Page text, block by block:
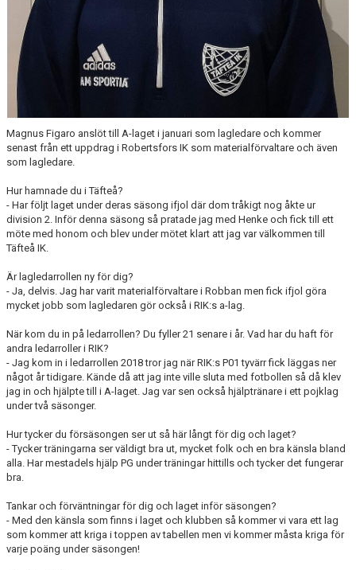
Magnus Figaro anslöt till A-laget i januari som lagledare och kommer
senast från ett uppdrag i Robertsfors IK som materialförvaltare och även
som lagledare.
Hur hamnade du i Täfteå?
- Har följt laget under deras säsong ifjol där dom tråkigt nog åkte ur
division 2. Inför denna säsong så pratade jag med Henke och fick till ett
möte med honom och blev under mötet klart att jag var välkommen till
Täfteå IK.
Är lagledarrollen ny för dig?
- Ja, delvis. Jag har varit materialförvaltare i Robban men fick ifjol göra
mycket jobb som lagledaren gör också i RIK:s a-lag.
När kom du in på ledarrollen? Du fyller 21 senare i år. Vad har du haft för
andra ledarroller i RIK?
- Jag kom in i ledarrollen 2018 tror jag när RIK:s P01 tyvärr fick läggas ner
något år tidigare. Kände då att jag inte ville sluta med fotbollen så då klev
jag in och hjälpte till i A-laget. Jag var sen också hjälptränare i ett pojklag
under två säsonger.
Hur tycker du försäsongen ser ut så här långt för dig och laget?
- Tycker träningarna ser väldigt bra ut, mycket folk och en bra känsla bland
alla. Har mestadels hjälp PG under träningar hittills och tycker det fungerar
bra.
Tankar och förväntningar för dig och laget inför säsongen?
- Med den känsla som finns i laget och klubben så kommer vi vara ett lag
som kommer att kriga i toppen av tabellen men vi kommer måsta kriga för
varje poäng under säsongen!